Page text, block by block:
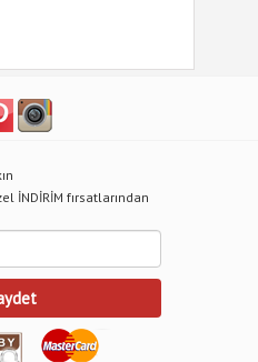
İNDİRİM fırsatlarından